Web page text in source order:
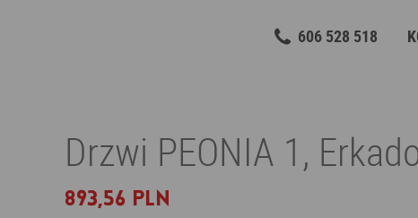
606 528 518
Drzwi PEONIA 1,
893,56 PLN